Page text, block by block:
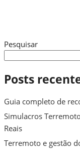
Pesquisar
Posts
Guia completo de
Simulacros
Reais
Terremoto e gestão